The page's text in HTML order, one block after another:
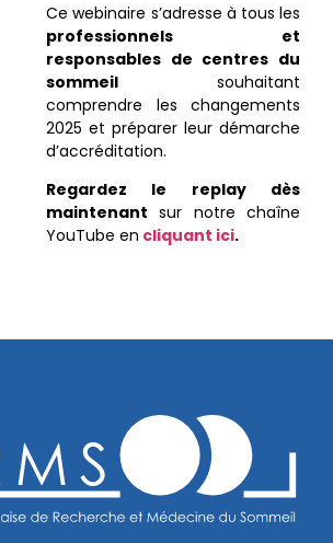
Ce webinaire s’adresse à tous les
professionnels et
responsables de centres du
sommeil souhaitant
comprendre les changements
2025 et préparer leur démarche
d’accréditation.
Regardez le replay dès
maintenant sur notre chaîne
YouTube en cliquant ici.